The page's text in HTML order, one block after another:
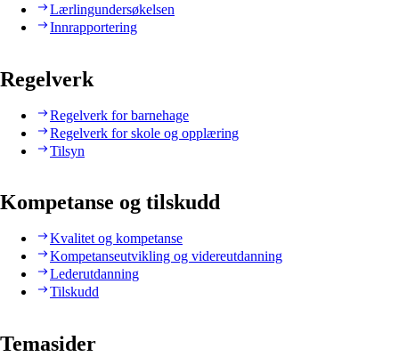
Lærlingundersøkelsen
Innrapportering
Regelverk
Regelverk for barnehage
Regelverk for skole og opplæring
Tilsyn
Kompetanse og tilskudd
Kvalitet og kompetanse
Kompetanseutvikling og videreutdanning
Lederutdanning
Tilskudd
Temasider